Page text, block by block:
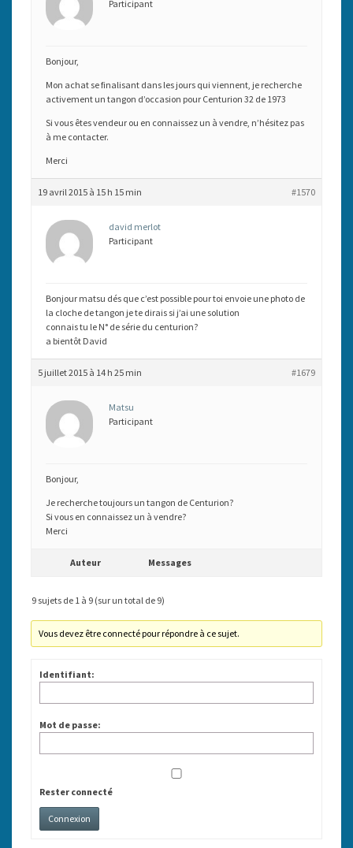
Participant
Bonjour,
Mon achat se finalisant dans les jours qui viennent, je recherche
activement un tangon d’occasion pour Centurion 32 de 1973
Si vous êtes vendeur ou en connaissez un à vendre, n’hésitez pas
à me contacter.
Merci
19 avril 2015 à 15 h 15 min #1570
david merlot
Participant
Bonjour matsu dés que c’est possible pour toi envoie une photo de
la cloche de tangon je te dirais si j’ai une solution
connais tu le N° de série du centurion?
a bientôt David
5 juillet 2015 à 14 h 25 min #1679
Matsu
Participant
Bonjour,
Je recherche toujours un tangon de Centurion?
Si vous en connaissez un à vendre?
Merci
Auteur Messages
9 sujets de 1 à 9 (sur un total de 9)
Vous devez être connecté pour répondre à ce sujet.
Identifiant:
Mot de passe:
Rester connecté
Connexion